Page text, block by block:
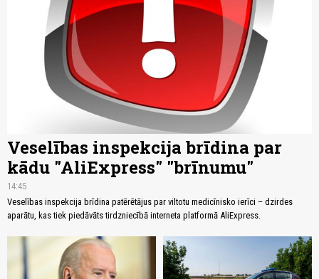
Veselības inspekcija brīdina par
kādu "AliExpress" "brīnumu"
14:45
Veselības inspekcija brīdina patērētājus par viltotu medicīnisko ierīci – dzirdes
aparātu, kas tiek piedāvāts tirdzniecībā interneta platformā AliExpress.